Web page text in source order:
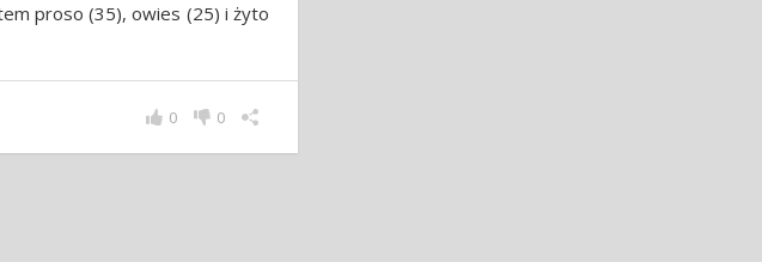
proso (35), owies (25) i żyto
0
0